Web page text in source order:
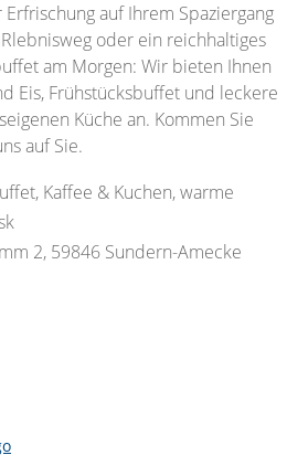
auf Ihrem Spaziergang
oder ein reichhaltiges
am Morgen: Wir bieten Ihnen
Eis, Frühstücksbuffet und leckere
Küche an. Kommen Sie
auf Sie.
Kaffee & Kuchen, warme
2, 59846 Sundern-Amecke